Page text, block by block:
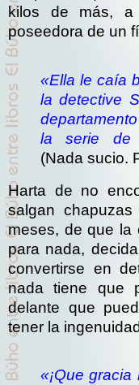
kilos de más,
poseedora de un
«Ella le caía
la detective
la serie de
(Nada sucio.
Harta de no
salgan
meses, de que la
para nada,
convertirse en
nada tiene que
delante que
tener la
«¡Que